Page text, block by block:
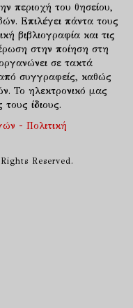
περιοχή του θησείου,
Επιλέγει πάντα τους
βιβλιογραφία και τις
στην ποίηση στη
σε τακτά
συγγραφείς, καθώς
Το ηλεκτρονικό μας
ίδιους.
- Πολιτική
Reserved.